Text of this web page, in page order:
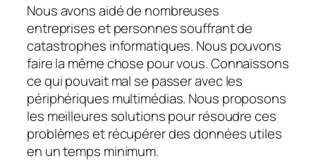
Nous avons aidé de nombreuses
entreprises et personnes souffrant de
catastrophes informatiques. Nous pouvons
faire la même chose pour vous. Connaissons
ce qui pouvait mal se passer avec les
périphériques multimédias. Nous proposons
les meilleures solutions pour résoudre ces
problèmes et récupérer des données utiles
en un temps minimum.